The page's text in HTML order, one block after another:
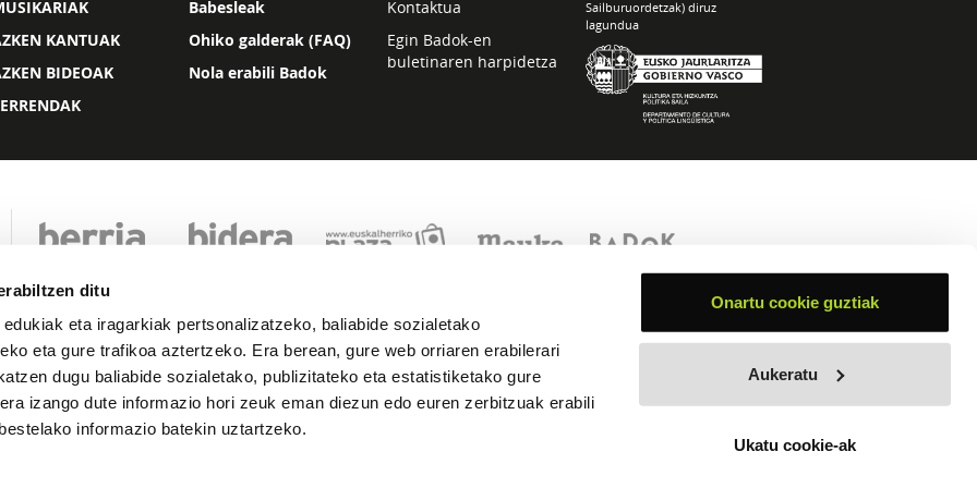
ditu
eta iragarkiak pertsonalizatzeko, baliabide sozialetako
eta gure trafikoa aztertzeko. Era berean, gure web orriaren erabilerari
dugu baliabide sozialetako, publizitateko eta estatistiketako gure
izango dute informazio hori zeuk eman diezun edo euren zerbitzuak erabili
informazio batekin uztartzeko.
Onartu cookie guztiak
Aukeratu
Ukatu cookie-ak
KANTUAK
BIDEOAK
Babesleak
Ohiko galderak (FAQ)
Nola erabili Badok
Kontaktua
Egin Badok-en
buletinaren harpidetza
Sailburuordetzak) diruz
lagundua
Lege oharra Pribatutasuna Cookie politika